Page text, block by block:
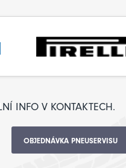
INFO V KONTAKTECH.
OBJEDNÁVKA PNEUSERVISU